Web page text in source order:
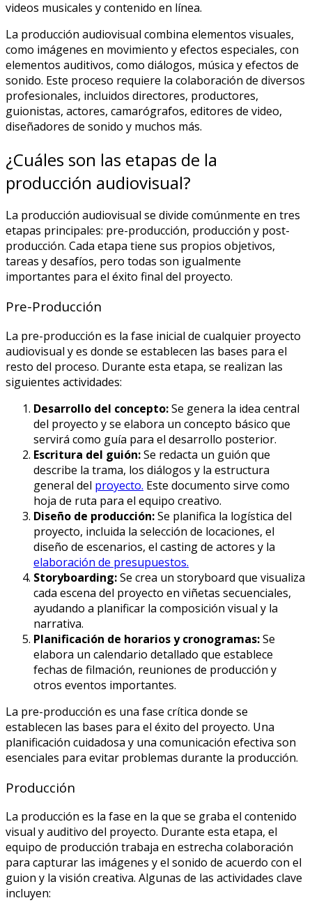
videos musicales y contenido en línea.
La producción audiovisual combina elementos visuales,
como imágenes en movimiento y efectos especiales, con
elementos auditivos, como diálogos, música y efectos de
sonido. Este proceso requiere la colaboración de diversos
profesionales, incluidos directores, productores,
guionistas, actores, camarógrafos, editores de video,
diseñadores de sonido y muchos más.
¿Cuáles son las etapas de la
producción audiovisual?
La producción audiovisual se divide comúnmente en tres
etapas principales: pre-producción, producción y post-
producción. Cada etapa tiene sus propios objetivos,
tareas y desafíos, pero todas son igualmente
importantes para el éxito final del proyecto.
Pre-Producción
La pre-producción es la fase inicial de cualquier proyecto
audiovisual y es donde se establecen las bases para el
resto del proceso. Durante esta etapa, se realizan las
siguientes actividades:
Desarrollo del concepto:Se genera la idea central
del proyecto y se elabora un concepto básico que
servirá como guía para el desarrollo posterior.
Escritura del guión:Se redacta un guión que
describe la trama, los diálogos y la estructura
general del proyecto. Este documento sirve como
hoja de ruta para el equipo creativo.
Diseño de producción:Se planifica la logística del
proyecto, incluida la selección de locaciones, el
diseño de escenarios, el casting de actores y la
elaboración de presupuestos.
Storyboarding:Se crea un storyboard que visualiza
cada escena del proyecto en viñetas secuenciales,
ayudando a planificar la composición visual y la
narrativa.
Planificación de horarios y cronogramas:Se
elabora un calendario detallado que establece
fechas de filmación, reuniones de producción y
otros eventos importantes.
La pre-producción es una fase crítica donde se
establecen las bases para el éxito del proyecto. Una
planificación cuidadosa y una comunicación efectiva son
esenciales para evitar problemas durante la producción.
Producción
La producción es la fase en la que se graba el contenido
visual y auditivo del proyecto. Durante esta etapa, el
equipo de producción trabaja en estrecha colaboración
para capturar las imágenes y el sonido de acuerdo con el
guion y la visión creativa. Algunas de las actividades clave
incluyen: